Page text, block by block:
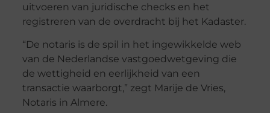
uitvoeren van juridische checks en het
registreren van de overdracht bij het Kadaster.
“De notaris is de spil in het ingewikkelde web
van de Nederlandse vastgoedwetgeving die
de wettigheid en eerlijkheid van een
transactie waarborgt,” zegt Marije de Vries,
Notaris in Almere.